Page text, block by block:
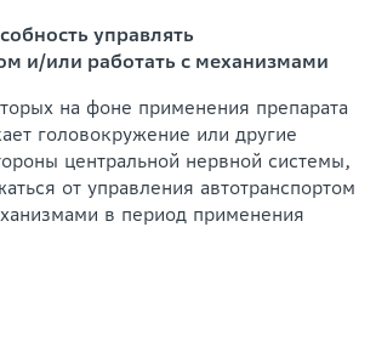
управлять
и/или работать с механизмами
на фоне применения препарата
головокружение или другие
центральной нервной системы,
от управления автотранспортом
в период применения